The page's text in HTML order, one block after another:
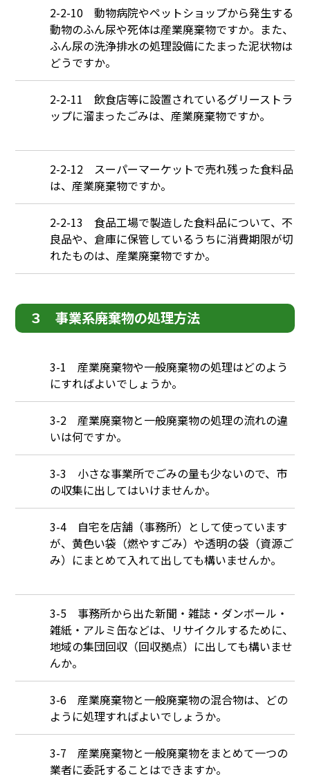
2-2-10 動物病院やペットショップから発生する
動物のふん尿や死体は産業廃棄物ですか。また、
ふん尿の洗浄排水の処理設備にたまった泥状物は
どうですか。
2-2-11 飲食店等に設置されているグリーストラ
ップに溜まったごみは、産業廃棄物ですか。
2-2-12 スーパーマーケットで売れ残った食料品
は、産業廃棄物ですか。
2-2-13 食品工場で製造した食料品について、不
良品や、倉庫に保管しているうちに消費期限が切
れたものは、産業廃棄物ですか。
３ 事業系廃棄物の処理方法
3-1 産業廃棄物や一般廃棄物の処理はどのよう
にすればよいでしょうか。
3-2 産業廃棄物と一般廃棄物の処理の流れの違
いは何ですか。
3-3 小さな事業所でごみの量も少ないので、市
の収集に出してはいけませんか。
3-4 自宅を店舗（事務所）として使っています
が、黄色い袋（燃やすごみ）や透明の袋（資源ご
み）にまとめて入れて出しても構いませんか。
3-5 事務所から出た新聞・雑誌・ダンボール・
雑紙・アルミ缶などは、リサイクルするために、
地域の集団回収（回収拠点）に出しても構いませ
んか。
3-6 産業廃棄物と一般廃棄物の混合物は、どの
ように処理すればよいでしょうか。
3-7 産業廃棄物と一般廃棄物をまとめて一つの
業者に委託することはできますか。